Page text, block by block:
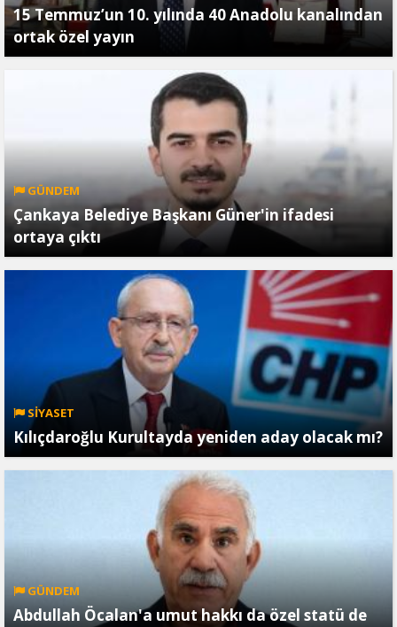
15 Temmuz’un 10. yılında 40 Anadolu kanalından
ortak özel yayın
GÜNDEM
Çankaya Belediye Başkanı Güner'in ifadesi
ortaya çıktı
SİYASET
Kılıçdaroğlu Kurultayda yeniden aday olacak mı?
GÜNDEM
Abdullah Öcalan'a umut hakkı da özel statü de